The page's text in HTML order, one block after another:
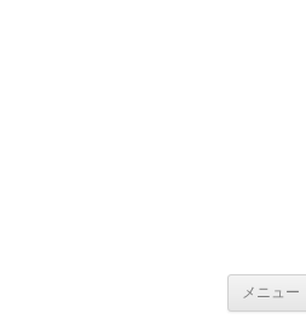
メニュー